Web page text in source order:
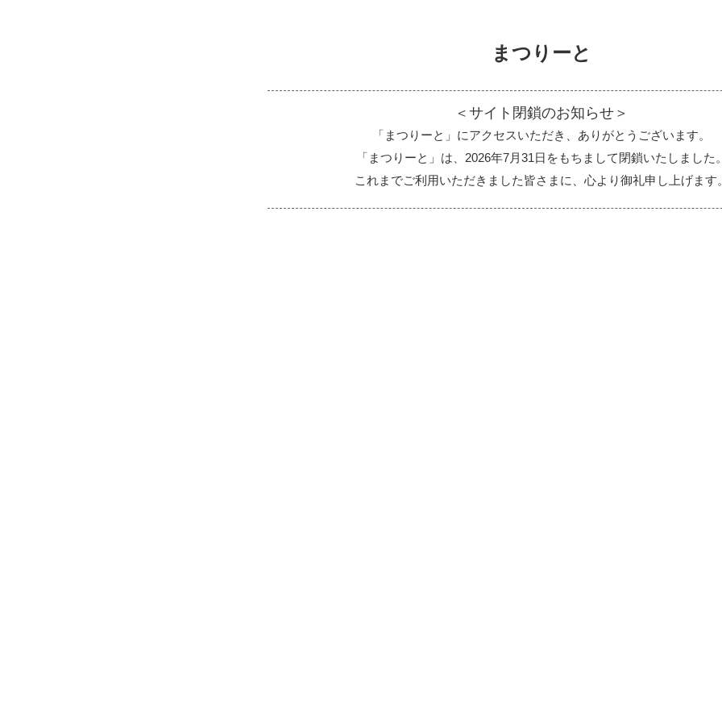
まつりーと
＜サイト閉鎖のお知らせ＞
「まつりーと」にアクセスいただき、ありがとうございます。
「まつりーと」は、2026年7月31日をもちまして閉鎖いたしました
これまでご利用いただきました皆さまに、心より御礼申し上げます